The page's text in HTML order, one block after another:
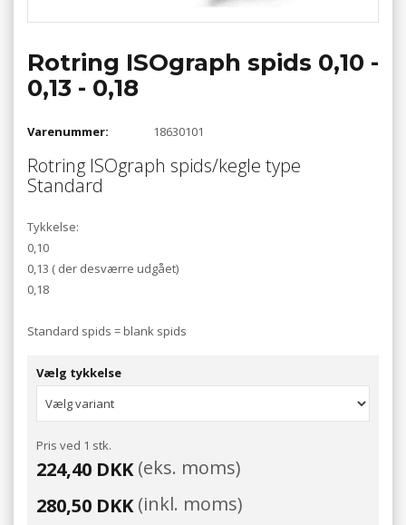
Rotring ISOgraph spids 0,10 -
0,13 - 0,18
Varenummer: 18630101
Rotring ISOgraph spids/kegle type
Standard
Tykkelse:
0,10
0,13 ( der desværre udgået)
0,18
Standard spids = blank spids
Vælg tykkelse
Pris ved 1 stk.
224,40 DKK(eks. moms)
280,50 DKK(inkl. moms)